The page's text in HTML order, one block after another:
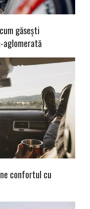
găsești
aglomerată
confortul cu